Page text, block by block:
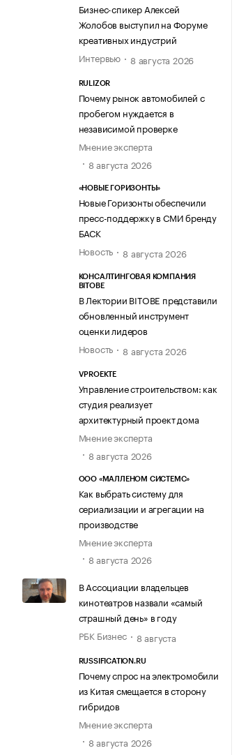
Бизнес-спикер Алексей
Жолобов выступил на Форуме
креативных индустрий
Интервью
8 августа 2026
RULIZOR
Почему рынок автомобилей с
пробегом нуждается в
независимой проверке
Мнение эксперта
8 августа 2026
«НОВЫЕ ГОРИЗОНТЫ»
Новые Горизонты обеспечили
пресс-поддержку в СМИ бренду
БАСК
Новость
8 августа 2026
КОНСАЛТИНГОВАЯ КОМПАНИЯ
BITOBE
В Лектории BITOBE представили
обновленный инструмент
оценки лидеров
Новость
8 августа 2026
VPROEKTE
Управление строительством: как
студия реализует
архитектурный проект дома
Мнение эксперта
8 августа 2026
ООО «МАЛЛЕНОМ СИСТЕМС»
Как выбрать систему для
сериализации и агрегации на
производстве
Мнение эксперта
8 августа 2026
В Ассоциации владельцев
кинотеатров назвали «самый
страшный день» в году
РБК Бизнес
8 августа
RUSSIFICATION.RU
Почему спрос на электромобили
из Китая смещается в сторону
гибридов
Мнение эксперта
8 августа 2026